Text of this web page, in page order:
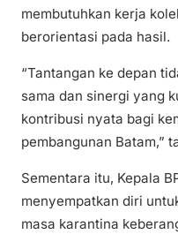
membutuhkan kerja
berorientasi pada hasil.
“Tantangan ke depan
sama dan sinergi yang
kontribusi nyata bagi
pembangunan Batam,”
Sementara itu, Kepala
menyempatkan diri
masa karantina